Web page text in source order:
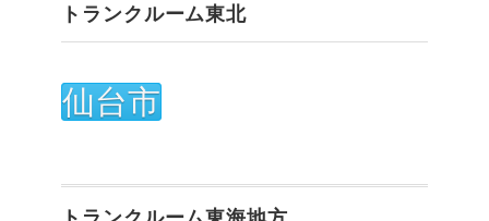
トランクルーム東北
仙台市